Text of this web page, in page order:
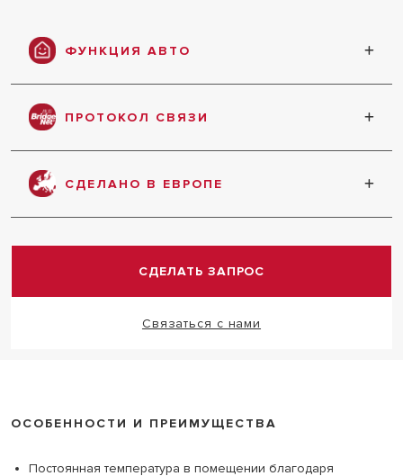
ФУНКЦИЯ АВТО
Погодозависимая автоматика обеспечивает
максимальный комфорт, экономию
энергоресурсов и простоту эксплуатации
ПРОТОКОЛ СВЯЗИ
Надёжный протокол связи позволяет соединить
все устройства в одну систему
СДЕЛАНО В ЕВРОПЕ
Произведено в Европе по самым современным
СДЕЛАТЬ ЗАПРОС
Связаться с нами
ОСОБЕННОСТИ И ПРЕИМУЩЕСТВА
Постоянная температура в помещении благодаря